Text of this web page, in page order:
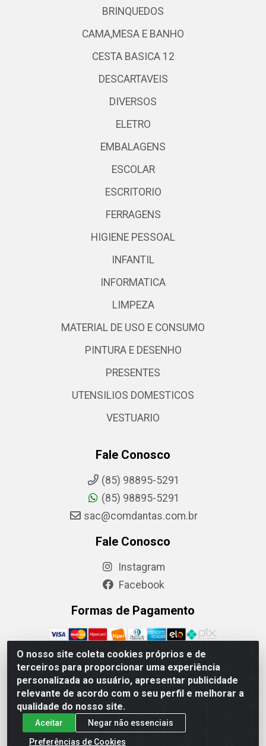
O nosso site coleta cookies próprios e de
terceiros para proporcionar uma experiência
personalizada ao usuário, apresentar publicidade
relevante de acordo com o seu perfil e melhorar a
qualidade do nosso site.
Aceitar
Negar não essenciais
Preferências de Cookies
BRINQUEDOS
CAMA,MESA E BANHO
CESTA BASICA 12
DESCARTAVEIS
DIVERSOS
ELETRO
EMBALAGENS
ESCOLAR
ESCRITORIO
FERRAGENS
HIGIENE PESSOAL
INFANTIL
INFORMATICA
LIMPEZA
MATERIAL DE USO E CONSUMO
PINTURA E DESENHO
PRESENTES
UTENSILIOS DOMESTICOS
VESTUARIO
Fale Conosco
(85) 98895-5291
(85) 98895-5291
sac@comdantas.com.br
Fale Conosco
Instagram
Facebook
Formas de Pagamento
Rafael & Dantas LTDA - Rua Floriano Peixoto, 137-
Centro, CEP: 60025-130 | CNPJ: 02.884.314/0001-20